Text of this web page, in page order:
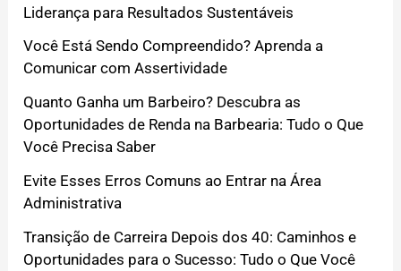
Liderança para Resultados Sustentáveis
Você Está Sendo Compreendido? Aprenda a
Comunicar com Assertividade
Quanto Ganha um Barbeiro? Descubra as
Oportunidades de Renda na Barbearia: Tudo o Que
Você Precisa Saber
Evite Esses Erros Comuns ao Entrar na Área
Administrativa
Transição de Carreira Depois dos 40: Caminhos e
Oportunidades para o Sucesso: Tudo o Que Você